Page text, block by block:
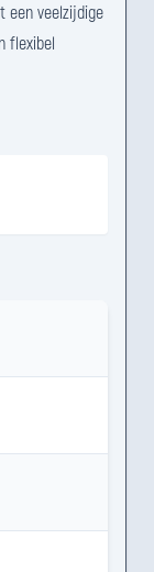
een veelzijdige
flexibel